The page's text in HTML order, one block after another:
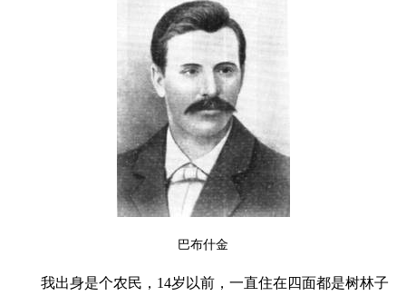
巴布什金
我出身是个农民， 14岁以前，一直住在四面都是树林子